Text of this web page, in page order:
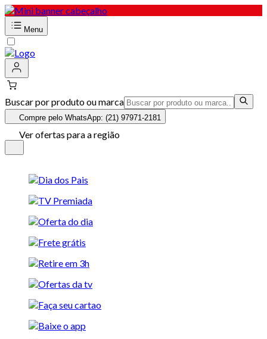
Menu
Buscar por produto ou marca
Compre pelo WhatsApp: (21) 97971-2181
Ver ofertas para a região